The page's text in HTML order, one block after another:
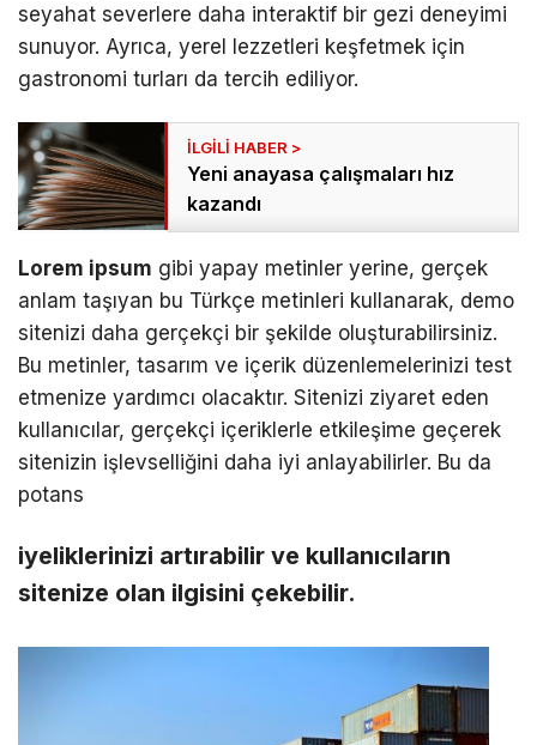
seyahat severlere daha interaktif bir gezi deneyimi
sunuyor. Ayrıca, yerel lezzetleri keşfetmek için
gastronomi turları da tercih ediliyor.
Yeni anayasa çalışmaları hız
kazandı
Lorem ipsum gibi yapay metinler yerine, gerçek
anlam taşıyan bu Türkçe metinleri kullanarak, demo
sitenizi daha gerçekçi bir şekilde oluşturabilirsiniz.
Bu metinler, tasarım ve içerik düzenlemelerinizi test
etmenize yardımcı olacaktır. Sitenizi ziyaret eden
kullanıcılar, gerçekçi içeriklerle etkileşime geçerek
sitenizin işlevselliğini daha iyi anlayabilirler. Bu da
potans
iyeliklerinizi artırabilir ve kullanıcıların
sitenize olan ilgisini çekebilir.